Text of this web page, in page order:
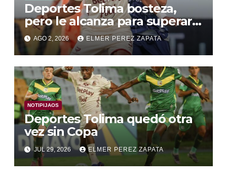
Deportes Tolima bosteza,
pero le alcanza para superar a
Alianza Valledupar 2 A 1
AGO 2, 2026 ELMER PEREZ ZAPATA
NOTIPIJAOS
Deportes Tolima quedó otra
vez sin Copa
JUL 29, 2026 ELMER PEREZ ZAPATA